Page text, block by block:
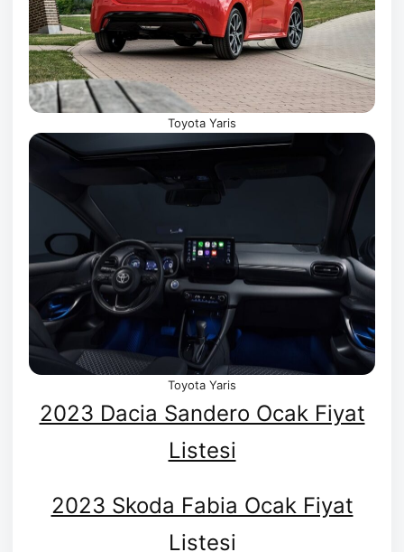
Toyota Yaris
Toyota Yaris
2023 Dacia Sandero Ocak Fiyat
Listesi
2023 Skoda Fabia Ocak Fiyat
Listesi